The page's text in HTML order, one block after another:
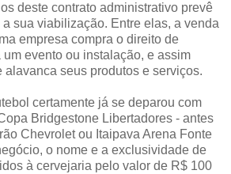
deste contrato administrativo prevê
sua viabilização. Entre elas, a venda
empresa compra o direito de
evento ou instalação, e assim
seus produtos e serviços.
certamente já se deparou com
Bridgestone Libertadores - antes
Chevrolet ou Itaipava Arena Fonte
o nome e a exclusividade de
à cervejaria pelo valor de R$ 100